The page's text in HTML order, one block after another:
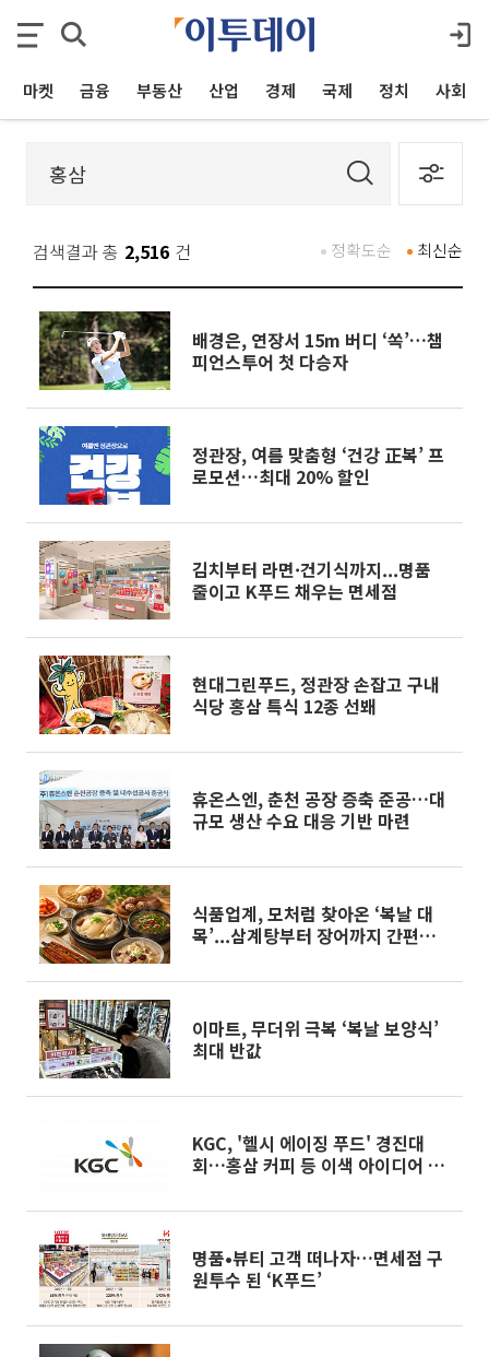
마켓 금융 부동산 산업 경제 국제 정치 사회
검색결과 총 2,516 건 최신순
정확도순
배경은, 연장서 15m 버디 ‘쏙’…챔
피언스투어 첫 다승자
정관장, 여름 맞춤형 ‘건강 正복’ 프
로모션…최대 20% 할인
김치부터 라면·건기식까지...명품
줄이고 K푸드 채우는 면세점
현대그린푸드, 정관장 손잡고 구내
식당 홍삼 특식 12종 선봬
휴온스엔, 춘천 공장 증축 준공…대
규모 생산 수요 대응 기반 마련
식품업계, 모처럼 찾아온 ‘복날 대
목’...삼계탕부터 장어까지 간편식
이마트, 무더위 극복 ‘복날 보양식’
최대 반값
KGC, '헬시 에이징 푸드' 경진대
회…홍삼 커피 등 이색 아이디어 눈
명품•뷰티 고객 떠나자…면세점 구
원투수 된 ‘K푸드’